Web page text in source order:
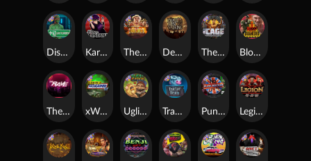
Blood Diamond
Dead Men Walking
Tractor Beam
The Cage
Legion X
Disturbed
Punk Rocker
xWays Hoarder xSplit
Karen Maneater The Border
Ugliest Catch
The Rave